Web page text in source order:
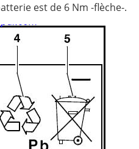
est de 6 Nm -flèche-.